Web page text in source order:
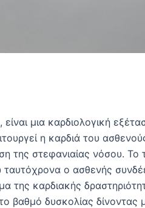
μια καρδιολογική
η καρδιά του
της στεφανιαίας νόσου. Το
ο ασθενής
της καρδιακής
βαθμό δυσκολίας δίνοντας